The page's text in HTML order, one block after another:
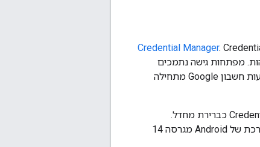
Credential Manager.
מפתחות גישה נתמכים
במכשירים עם Android מגרסה 9 (רמת API‏ 28) ואילך. התמיכה בסיסמאות ובכניסה באמצעות חשבון Google מתחילה
במכשירים רבים, מפתחות הגישה של מנהל הסיסמאות של Google נשמרים ב-Credential Manager כברירת מחדל.
משתמשים יכולים לבחור מנהלי סיסמאות אחרים בתור ספקי מפתחות הגישה בהגדרות המערכת של Android מגרסה 14